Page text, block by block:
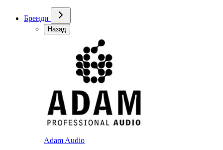
Бренди
Назад
Adam Audio